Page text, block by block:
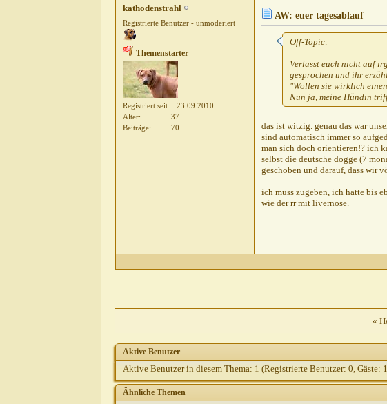
harmony1 AW: euer tagesablauf
Thomas RAW: euer tagesablauf
HeinsAW: euer tagesablauf
kathodenstrahl AW:
Thomas RAW: euer
HeinsAW: euer
Thomas R
Gando
Penfold
GastAW: euer
kathodenstrahl
Registrierte Benutzer - unmoderiert
Themenstarter
Registriert seit
23.09.2010
Alter
37
Beiträge
70
AW: euer tagesablauf
Off-Topic:
Verlasst euch nicht auf
gesprochen und ihr
"Wollen sie wirklich
Nun ja, meine Hündin
das ist witzig. genau das war
sind automatisch immer so
man sich doch orientieren!? ich
selbst die deutsche dogge (7
geschoben und darauf, dass wir
ich muss zugeben, ich hatte bis
wie der rr mit livernose.
«
Aktive Benutzer
Aktive Benutzer in diesem Thema: 1 (Registrierte Benutzer: 0, Gäste:
Ähnliche Themen